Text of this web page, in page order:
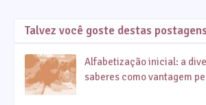
Talvez você goste destas postagens
Alfabetização inicial: a
saberes como vantagem